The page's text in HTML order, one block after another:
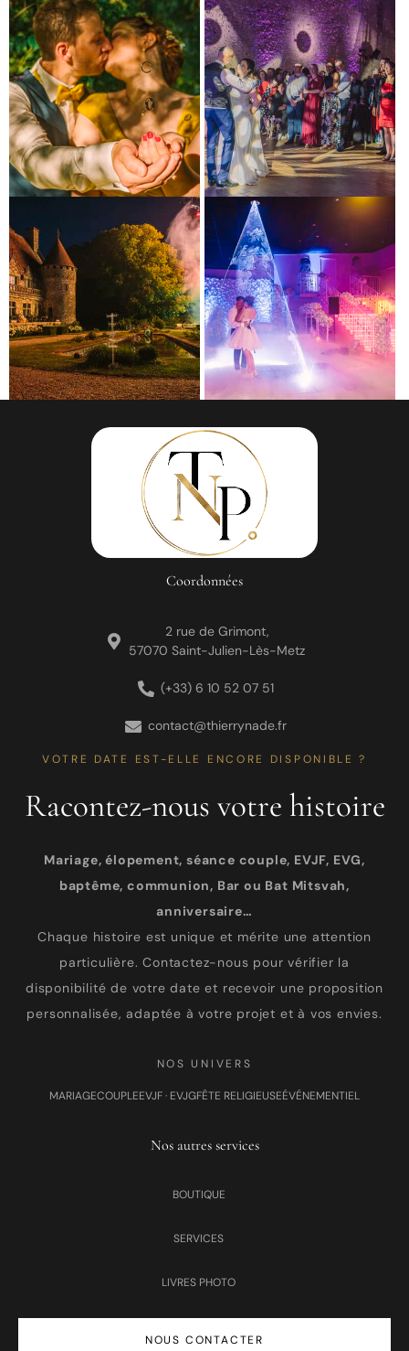
Coordonnées
2 rue de Grimont,
57070 Saint-Julien-Lès-Metz
(+33) 6 10 52 07 51
contact@thierrynade.fr
VOTRE DATE EST-ELLE ENCORE DISPONIBLE ?
Racontez-nous votre histoire
Mariage, élopement, séance couple, EVJF, EVG,
baptême, communion, Bar ou Bat Mitsvah,
anniversaire…
Chaque histoire est unique et mérite une attention
particulière. Contactez-nous pour vérifier la
disponibilité de votre date et recevoir une proposition
personnalisée, adaptée à votre projet et à vos envies.
NOS UNIVERS
MARIAGECOUPLEEVJF · EVJGFÊTE RELIGIEUSEÉVÉNEMENTIEL
Nos autres services
BOUTIQUE
SERVICES
LIVRES PHOTO
NOUS CONTACTER